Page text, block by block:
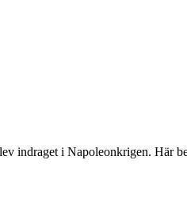
indraget i Napoleonkrigen. Här